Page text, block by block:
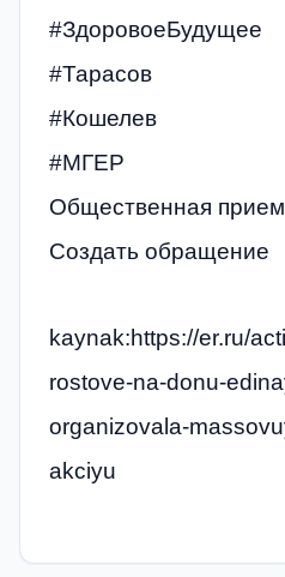
#ЗдоровоеБудущее
#Тарасов
#Кошелев
#‎МГЕР‬
Общественная
Создать обращение
kaynak:https://er.ru/
rostove-na-donu-
organizovala-
akciyu